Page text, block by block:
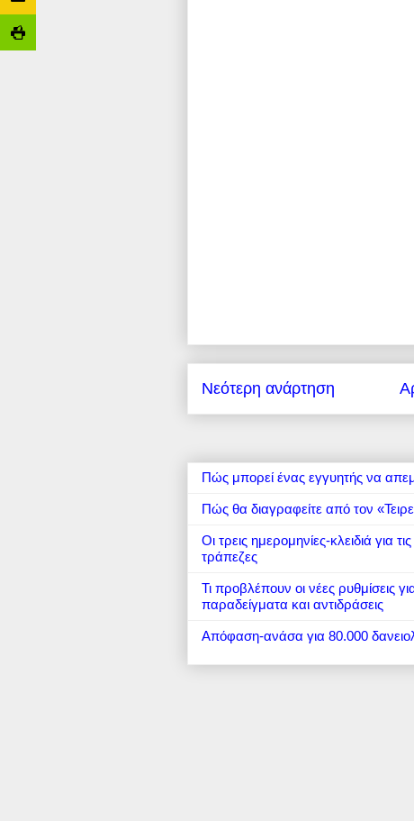
Νεότερη ανάρτηση
Πώς μπορεί ένας εγγυητής να
Πώς θα διαγραφείτε από τον
Οι τρεις ημερομηνίες-κλειδιά για
τράπεζες
Τι προβλέπουν οι νέες ρυθμίσεις
παραδείγματα και αντιδράσεις
Απόφαση-ανάσα για 80.000